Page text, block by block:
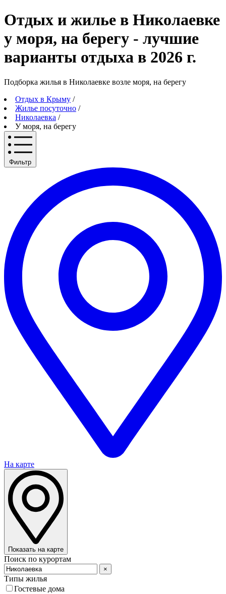
Отдых и жилье в Николаевке
у моря, на берегу - лучшие
варианты отдыха в 2026 г.
Подборка жилья в Николаевке возле моря, на берегу
Отдых в Крыму /
Жилье посуточно /
Николаевка /
У моря, на берегу
Фильтр
На карте
Показать на карте
Поиск по курортам
×
Типы жилья
Гостевые дома